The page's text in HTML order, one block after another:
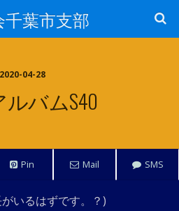
葉市支部
2020-04-28
バムS40
Pin Mail SMS
いるはずです。？)